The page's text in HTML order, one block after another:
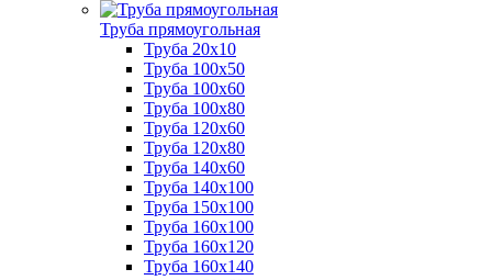
Труба прямоугольная
Труба 20x10
Труба 100x50
Труба 100x60
Труба 100x80
Труба 120x60
Труба 120x80
Труба 140x60
Труба 140x100
Труба 150x100
Труба 160x100
Труба 160x120
Труба 160x140